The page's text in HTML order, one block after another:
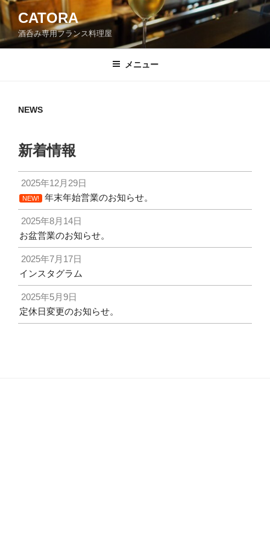
コ
ン
ン
CATORA
酒呑み専用フランス料理屋
メニュー
NEWS
新着情報
2025年12月29日
NEW! 年末年始営業のお知らせ。
2025年8月14日
お盆営業のお知らせ。
2025年7月17日
インスタグラム
2025年5月9日
定休日変更のお知らせ。